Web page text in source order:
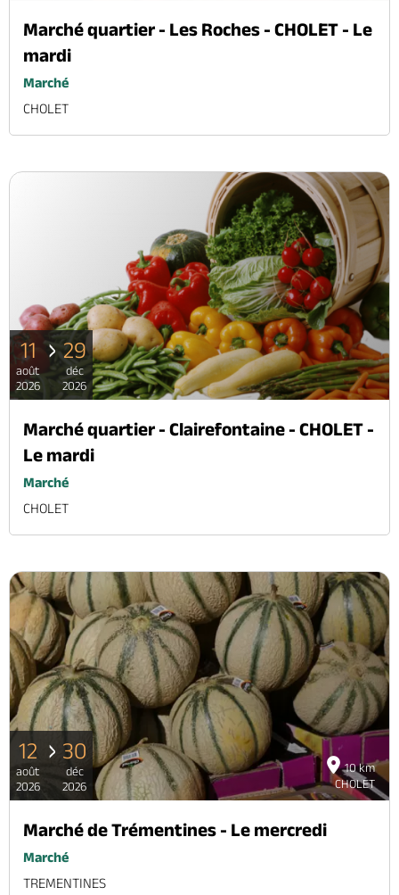
Marché quartier - Les Roches - CHOLET - Le
mardi
Marché
CHOLET
11
août
2026
29
déc
2026
Marché quartier - Clairefontaine - CHOLET -
Le mardi
Marché
CHOLET
10 km
CHOLET
12
août
2026
30
déc
2026
Marché de Trémentines - Le mercredi
Marché
TREMENTINES